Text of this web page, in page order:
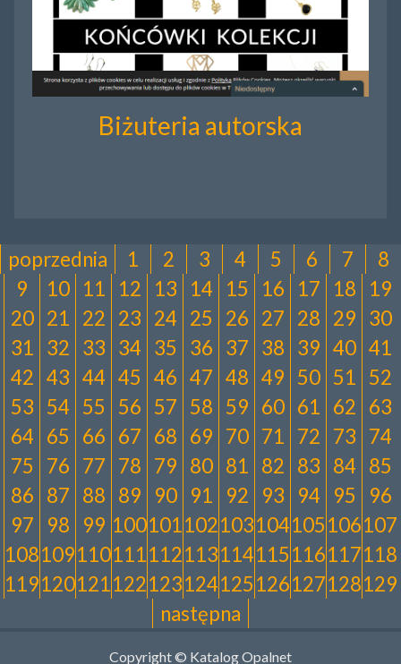
Biżuteria autorska
poprzednia 1 2 3 4 5 6 7
8
9
10 11 12 13 14 15 16 17 18
19
20 21 22 23 24 25 26 27 28 29 30
31 32 33 34 35 36 37 38 39 40 41
42 43 44 45 46 47 48 49 50 51 52
53 54 55 56 57 58 59 60 61 62 63
64 65 66 67 68 69 70 71 72 73 74
75
76 77 78 79 80 81 82 83 84 85
86 87 88 89 90 91 92 93 94 95
96
97
98 99 100101102103104105106107
108109110111112113114115116117118
119120121122123124125126127128129
następna
Copyright © Katalog Opalnet